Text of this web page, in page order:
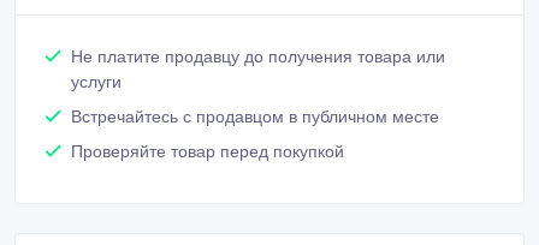
Не платите продавцу до получения товара или
услуги
Встречайтесь с продавцом в публичном месте
Проверяйте товар перед покупкой